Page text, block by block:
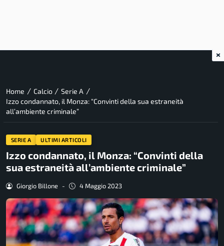
Home / Calcio / Serie A /
Izzo condannato, il Monza: “Convinti della sua estraneità
all’ambiente criminale”
SERIE A ULTIMI ARTICOLI
Izzo condannato, il Monza: “Convinti della
sua estraneità all’ambiente criminale”
Giorgio Billone - 4 Maggio 2023
×